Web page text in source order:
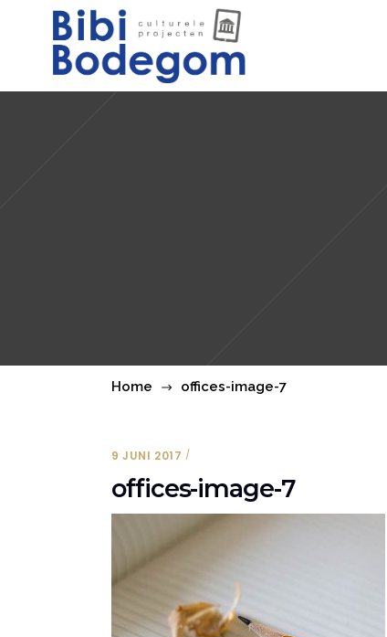
Home offices-image-7
9 JUNI 2017
offices-image-7